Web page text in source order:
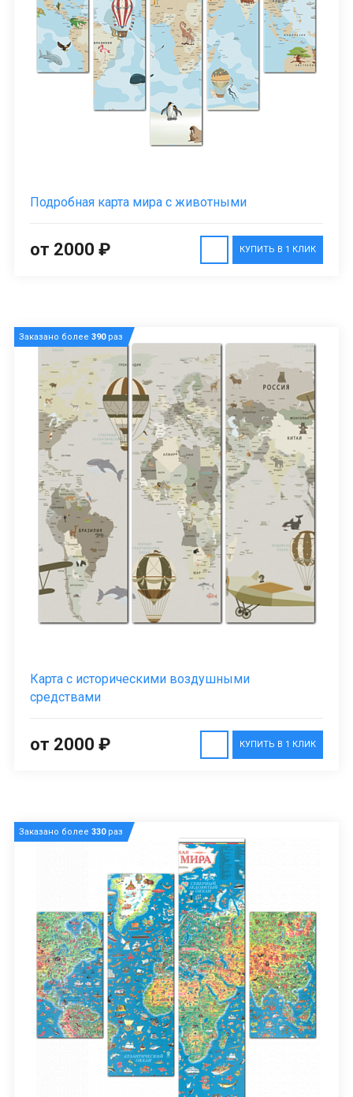
Подробная карта мира с животными
КУПИТЬ В 1 КЛИК
от 2000 ₽
Заказано более 390раз
Карта с историческими воздушными
средствами
КУПИТЬ В 1 КЛИК
от 2000 ₽
Заказано более 330раз